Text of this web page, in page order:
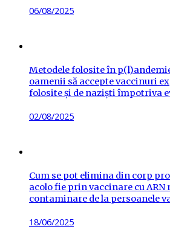
Posted
06/08/2025
Metodele folosite în
oamenii să accepte vaccinuri
folosite și de naziști împotriva
Posted
02/08/2025
Cum se pot elimina din corp
acolo fie prin vaccinare cu ARN
contaminare de la persoanele
Posted
18/06/2025